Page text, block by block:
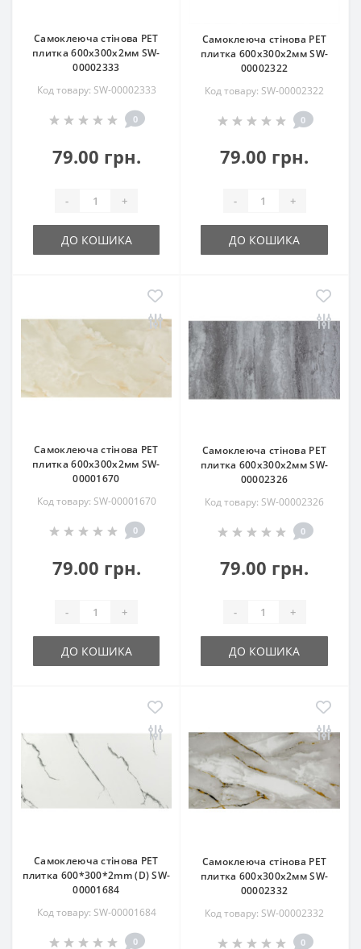
Самоклеюча стінова PET
плитка 600х300х2мм SW-
00002333
Код товару: SW-00002333
0
79.00 грн.
- +
ДО КОШИКА
Самоклеюча стінова PET
плитка 600х300х2мм SW-
00002322
Код товару: SW-00002322
0
79.00 грн.
- +
ДО КОШИКА
Самоклеюча стінова PET
плитка 600х300х2мм SW-
00001670
Код товару: SW-00001670
0
79.00 грн.
- +
ДО КОШИКА
Самоклеюча стінова PET
плитка 600х300х2мм SW-
00002326
Код товару: SW-00002326
0
79.00 грн.
- +
ДО КОШИКА
Самоклеюча стінова PET
плитка 600*300*2mm (D) SW-
00001684
Код товару: SW-00001684
0
Самоклеюча стінова PET
плитка 600х300х2мм SW-
00002332
Код товару: SW-00002332
0